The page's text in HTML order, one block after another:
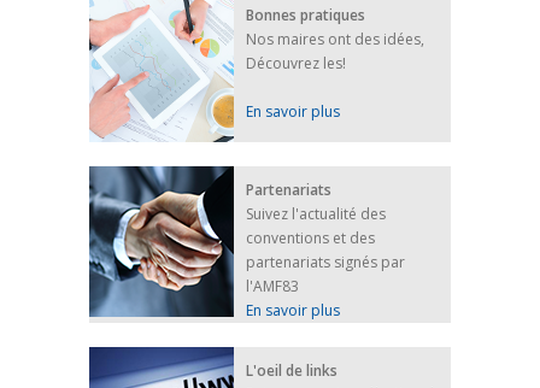
Bonnes pratiques
Nos maires ont des idées,
Découvrez les!
En savoir plus
Partenariats
Suivez l'actualité des
conventions et des
partenariats signés par
l'AMF83
En savoir plus
L'oeil de links